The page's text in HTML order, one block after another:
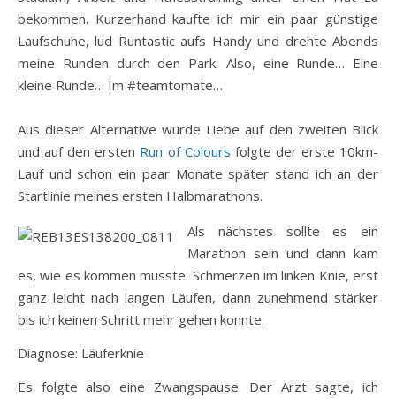
bekommen. Kurzerhand kaufte ich mir ein paar günstige
Laufschuhe, lud Runtastic aufs Handy und drehte Abends
meine Runden durch den Park. Also, eine Runde… Eine
kleine Runde… Im #teamtomate…
Aus dieser Alternative wurde Liebe auf den zweiten Blick
und auf den ersten Run of Colours folgte der erste 10km-
Lauf und schon ein paar Monate später stand ich an der
Startlinie meines ersten Halbmarathons.
Als nächstes sollte es ein
Marathon sein und dann kam
es, wie es kommen musste: Schmerzen im linken Knie, erst
ganz leicht nach langen Läufen, dann zunehmend stärker
bis ich keinen Schritt mehr gehen konnte.
Diagnose: Läuferknie
Es folgte also eine Zwangspause. Der Arzt sagte, ich